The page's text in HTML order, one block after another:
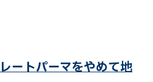
ートパーマをやめて地